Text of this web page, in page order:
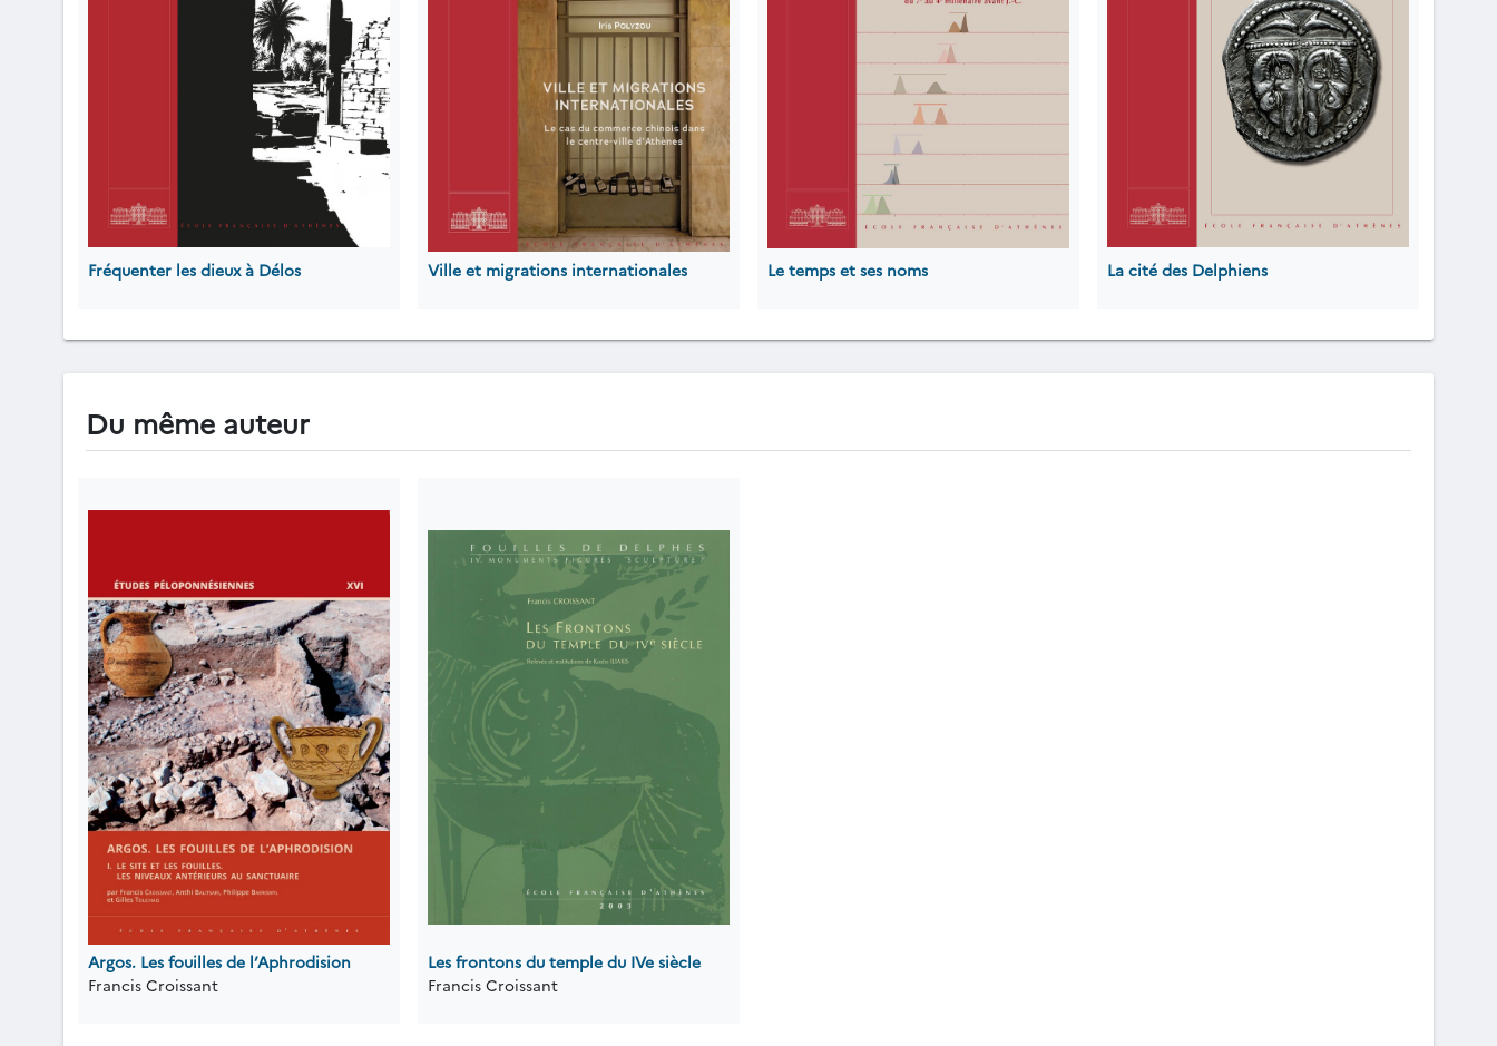
Fréquenter les dieux à Délos Ville et migrations internationales Le temps et ses noms La cité des Delphiens
Du même auteur
Argos. Les fouilles de l’Aphrodision
Francis Croissant
Les frontons du temple du IVe siècle
Francis Croissant